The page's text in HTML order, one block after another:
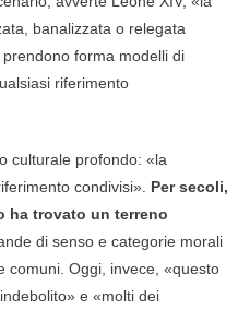
banalizzata o relegata
prendono forma modelli di
riferimento
culturale profondo: «la
condivisi». Per secoli,
ha trovato un terreno
di senso e categorie morali
comuni. Oggi, invece, «questo
e «molti dei